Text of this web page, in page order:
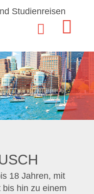
18 Jahren, mit
hin zu einem